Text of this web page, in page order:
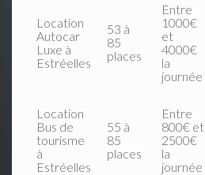
Location
Autocar
Luxe à
Estréelles
53 à
85
places
Entre
1000€
et
4000€
la
journée
Location
Bus de
tourisme
à
Estréelles
55 à
85
places
Entre
800€ et
2500€
la
journée